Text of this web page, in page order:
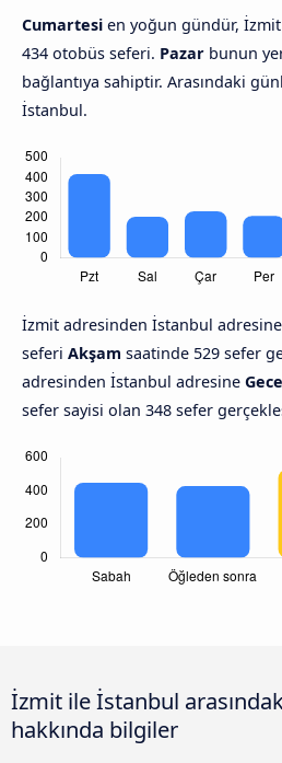
Cumartesi en yoğun gündür,
434 otobüs seferi. Pazar bunun
bağlantıya sahiptir. Arasındaki
İstanbul.
İzmit adresinden İstanbul
seferi Akşam saatinde 529 sefer
adresinden İstanbul adresine Gece
sefer sayisi olan 348 sefer
İzmit ile İstanbul
hakkında bilgiler